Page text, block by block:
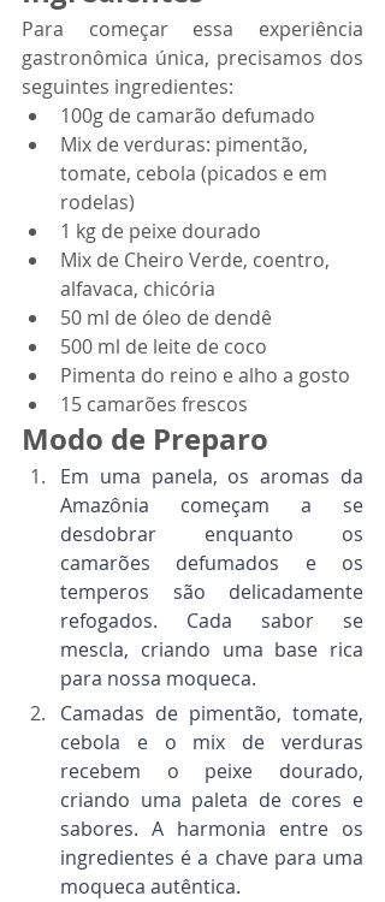
Para começar essa experiência
gastronômica única, precisamos dos
seguintes ingredientes:
100g de camarão defumado
Mix de verduras: pimentão,
tomate, cebola (picados e em
rodelas)
1 kg de peixe dourado
Mix de Cheiro Verde, coentro,
alfavaca, chicória
50 ml de óleo de dendê
500 ml de leite de coco
Pimenta do reino e alho a gosto
15 camarões frescos
Modo de Preparo
Em uma panela, os aromas da
Amazônia começam a se
desdobrar enquanto os
camarões defumados e os
temperos são delicadamente
refogados. Cada sabor se
mescla, criando uma base rica
para nossa moqueca.
Camadas de pimentão, tomate,
cebola e o mix de verduras
recebem o peixe dourado,
criando uma paleta de cores e
sabores. A harmonia entre os
ingredientes é a chave para uma
moqueca autêntica.